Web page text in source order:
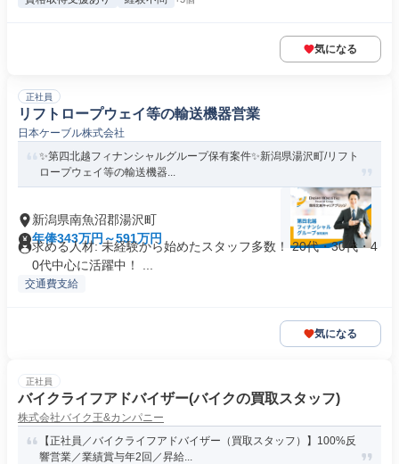
気になる
正社員
リフトロープウェイ等の輸送機器営業
日本ケーブル株式会社
✨️第四北越フィナンシャルグループ保有案件✨️新潟県湯沢町/リフト
ロープウェイ等の輸送機器...
新潟県南魚沼郡湯沢町
年俸343万円～591万円
求める人材: 未経験から始めたスタッフ多数！ 20代・30代・4
0代中心に活躍中！ ...
交通費支給
気になる
正社員
バイクライフアドバイザー(バイクの買取スタッフ)
株式会社バイク王&カンパニー
【正社員／バイクライフアドバイザー（買取スタッフ）】100%反
響営業／業績賞与年2回／昇給...